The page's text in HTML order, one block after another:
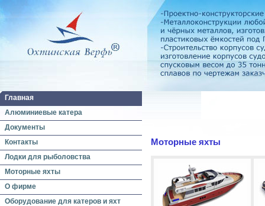
Главная
Алюминиевые катера
Документы
Контакты
Лодки для рыболовства
Моторные яхты
О фирме
Оборудование для катеров и яхт
Моторные яхты